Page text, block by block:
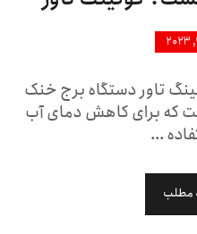
تاور دستگاه برج خنک
که برای کاهش دمای آب
...
مطلب